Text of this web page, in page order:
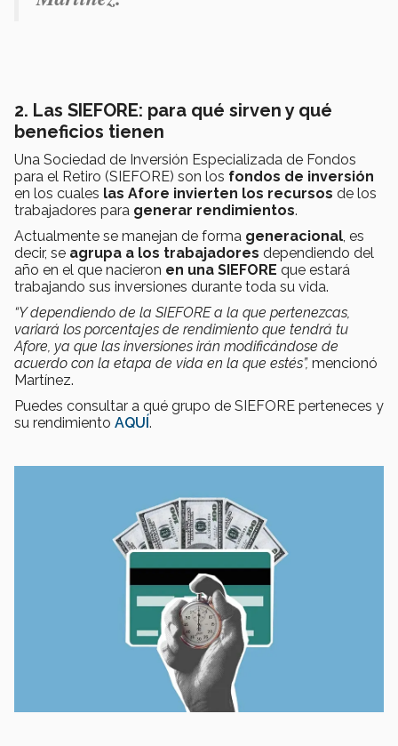
2. Las SIEFORE: para qué sirven y qué
beneficios tienen
Una Sociedad de Inversión Especializada de Fondos
para el Retiro (SIEFORE) son los fondos de inversión
en los cuales las Afore invierten los recursos de los
trabajadores para generar rendimientos.
Actualmente se manejan de forma generacional, es
decir, se agrupa a los trabajadores dependiendo del
año en el que nacieron en una SIEFORE que estará
trabajando sus inversiones durante toda su vida.
“Y dependiendo de la SIEFORE a la que pertenezcas,
variará los porcentajes de rendimiento que tendrá tu
Afore, ya que las inversiones irán modificándose de
acuerdo con la etapa de vida en la que estés”, mencionó
Martínez.
Puedes consultar a qué grupo de SIEFORE perteneces y
su rendimiento AQUÍ.